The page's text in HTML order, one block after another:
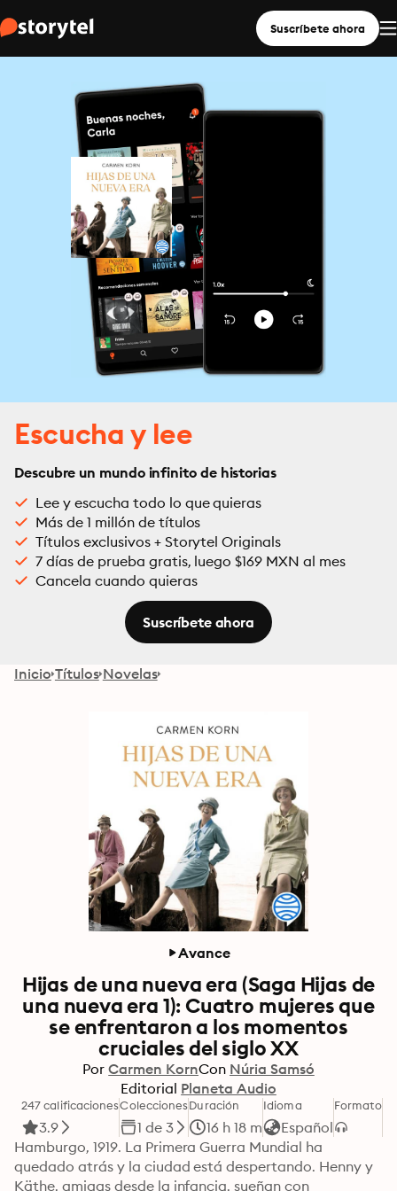
Suscríbete ahora
Escucha y lee
Descubre un mundo infinito de historias
Lee y escucha todo lo que quieras
Más de 1 millón de títulos
Títulos exclusivos + Storytel Originals
7 días de prueba gratis, luego $169 MXN al mes
Cancela cuando quieras
Suscríbete ahora
Inicio Títulos Novelas
Avance
Hijas de una nueva era (Saga Hijas de
una nueva era 1): Cuatro mujeres que
se enfrentaron a los momentos
cruciales del siglo XX
Por Carmen KornCon Núria Samsó
Editorial Planeta Audio
247 calificaciones
3.9
Colecciones
1 de 3
Duración
16 h 18 m
Idioma
Español
Formato
Hamburgo, 1919. La Primera Guerra Mundial ha
quedado atrás y la ciudad está despertando. Henny y
Käthe, amigas desde la infancia, sueñan con